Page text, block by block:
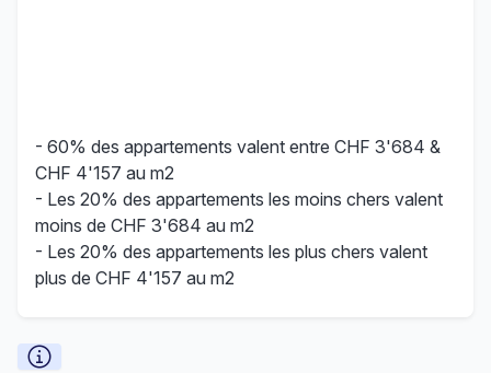
- 60% des appartements valent entre CHF 3'684 &
CHF 4'157 au m2
- Les 20% des appartements les moins chers valent
moins de CHF 3'684 au m2
- Les 20% des appartements les plus chers valent
plus de CHF 4'157 au m2